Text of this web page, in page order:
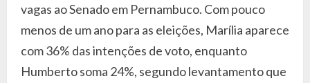
vagas ao Senado em Pernambuco. Com pouco
menos de um ano para as eleições, Marília aparece
com 36% das intenções de voto, enquanto
Humberto soma 24%, segundo levantamento que